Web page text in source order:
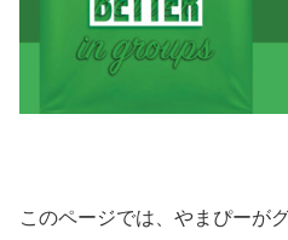
このページでは、やまぴーが